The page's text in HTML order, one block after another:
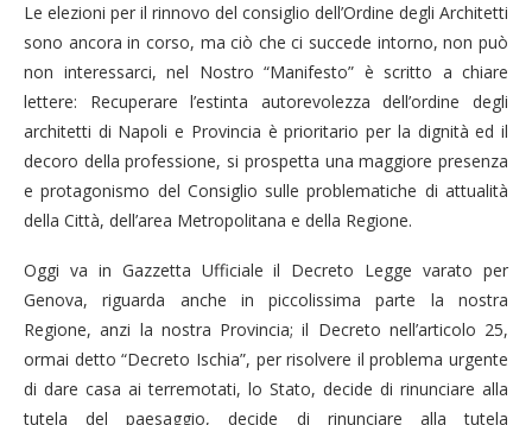
Le elezioni per il rinnovo del consiglio dell’Ordine degli Architetti
sono ancora in corso, ma ciò che ci succede intorno, non può
non interessarci, nel Nostro “Manifesto” è scritto a chiare
lettere: Recuperare l’estinta autorevolezza dell’ordine degli
architetti di Napoli e Provincia è prioritario per la dignità ed il
decoro della professione, si prospetta una maggiore presenza
e protagonismo del Consiglio sulle problematiche di attualità
della Città, dell’area Metropolitana e della Regione.
Oggi va in Gazzetta Ufficiale il Decreto Legge varato per
Genova, riguarda anche in piccolissima parte la nostra
Regione, anzi la nostra Provincia; il Decreto nell’articolo 25,
ormai detto “Decreto Ischia”, per risolvere il problema urgente
di dare casa ai terremotati, lo Stato, decide di rinunciare alla
tutela del paesaggio, decide di rinunciare alla tutela